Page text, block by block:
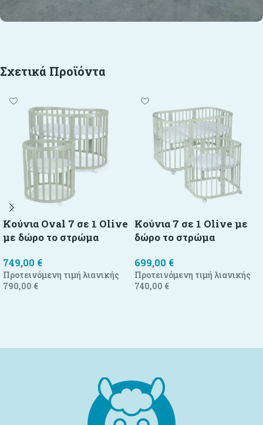
Σχετικά Προϊόντα
Κούνια Oval 7 σε 1 Olive
με δώρο το στρώμα
749,00 €
Προτεινόμενη τιμή λιανικής
790,00 €
Κούνια 7 σε 1 Olive με
δώρο τo στρώμα
699,00 €
Προτεινόμενη τιμή λιανικής
740,00 €